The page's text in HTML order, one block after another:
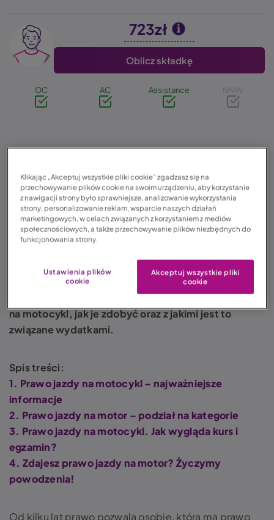
Image 723zł
Oblicz składkę
OC AC Assistance NNW
04.04.2022
Czas czytania: 4 min. 33 sek.
najważniejszych informacji na ten temat? W takim
razie trafiłeś we właściwe miejsce. Z naszego
artykułu dowiesz się, jakie są kategorie prawa jazdy
na motocykl, jak je zdobyć oraz z jakimi jest to
związane wydatkami.
Spis treści:
1. Prawo jazdy na motocykl – najważniejsze
informacje
2. Prawo jazdy na motor – podział na kategorie
3. Prawo jazdy na motocykl. Jak wygląda kurs i
egzamin?
4. Zdajesz prawo jazdy na motor? Życzymy
powodzenia!
Od kilku lat prawo pozwala osobie, która ma prawo
Klikając „Akceptuj wszystkie pliki cookie” zgadzasz się na
przechowywanie plików cookie na swoim urządzeniu, aby korzystanie
z nawigacji strony było sprawniejsze, analizowanie wykorzystania
strony, personalizowanie reklam, wsparcie naszych działań
marketingowych, w celach związanych z korzystaniem z mediów
społecznościowych, a także przechowywanie plików niezbędnych do
funkcjonowania strony.
Ustawienia plików
cookie
Akceptuj wszystkie pliki
cookie